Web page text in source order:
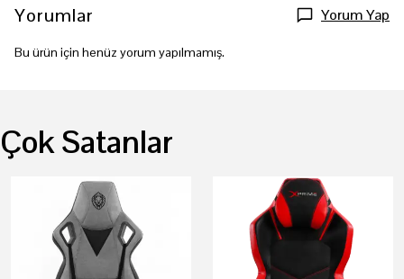
Yorumlar Yorum Yap
Bu ürün için henüz yorum yapılmamış.
Çok Satanlar